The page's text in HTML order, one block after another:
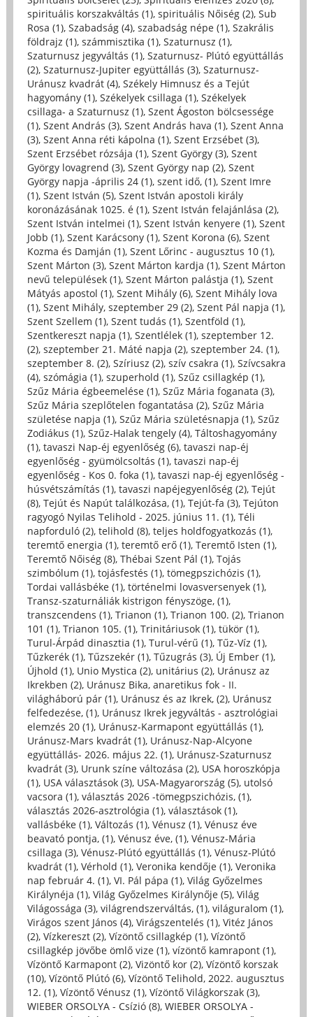
spirituális korszakváltás (1), spirituális Nőiség (2), Sub
Rosa (1), Szabadság (4), szabadság népe (1), Szakrális
földrajz (1), számmisztika (1), Szaturnusz (1),
Szaturnusz jegyváltás (1), Szaturnusz- Plútó együttállás
(2), Szaturnusz-Jupiter együttállás (3), Szaturnusz-
Uránusz kvadrát (4), Székely Himnusz és a Tejút
hagyomány (1), Székelyek csillaga (1), Székelyek
csillaga- a Szaturnusz (1), Szent Ágoston bölcsessége
(1), Szent András (3), Szent András hava (1), Szent Anna
(3), Szent Anna réti kápolna (1), Szent Erzsébet (3),
Szent Erzsébet rózsája (1), Szent György (3), Szent
György lovagrend (3), Szent György nap (2), Szent
György napja -április 24 (1), szent idő, (1), Szent Imre
(1), Szent István (5), Szent István apostoli király
koronázásának 1025. é (1), Szent István felajánlása (2),
Szent István intelmei (1), Szent István kenyere (1), Szent
Jobb (1), Szent Karácsony (1), Szent Korona (6), Szent
Kozma és Damján (1), Szent Lőrinc - augusztus 10 (1),
Szent Márton (3), Szent Márton kardja (1), Szent Márton
nevű települések (1), Szent Márton palástja (1), Szent
Mátyás apostol (1), Szent Mihály (6), Szent Mihály lova
(1), Szent Mihály, szeptember 29 (2), Szent Pál napja (1),
Szent Szellem (1), Szent tudás (1), Szentföld (1),
Szentkereszt napja (1), Szentlélek (1), szeptember 12.
(2), szeptember 21. Máté napja (2), szeptember 24. (1),
szeptember 8. (2), Szíriusz (2), szív csakra (1), Szívcsakra
(4), szómágia (1), szuperhold (1), Szűz csillagkép (1),
Szűz Mária égbeemelése (1), Szűz Mária foganata (3),
Szűz Mária szeplőtelen fogantatása (2), Szűz Mária
születése napja (1), Szűz Mária születésnapja (1), Szűz
Zodiákus (1), Szűz-Halak tengely (4), Táltoshagyomány
(1), tavaszi Nap-éj egyenlőség (6), tavaszi nap-éj
egyenlőség - gyümölcsoltás (1), tavaszi nap-éj
egyenlőség - Kos 0. foka (1), tavaszi nap-éj egyenlőség -
húsvétszámítás (1), tavaszi napéjegyenlőség (2), Tejút
(8), Tejút és Napút találkozása, (1), Tejút-fa (3), Tejúton
ragyogó Nyilas Telihold - 2025. június 11. (1), Téli
napforduló (2), telihold (8), teljes holdfogyatkozás (1),
teremtő energia (1), teremtő erő (1), Teremtő Isten (1),
Teremtő Nőiség (8), Thébai Szent Pál (1), Tojás
szimbólum (1), tojásfestés (1), tömegpszichózis (1),
Tordai vallásbéke (1), történelmi lovasversenyek (1),
Transz-szaturnáliák kistrigon fényszöge, (1),
transzcendens (1), Trianon (1), Trianon 100. (2), Trianon
101 (1), Trianon 105. (1), Trinitáriusok (1), tükör (1),
Turul-Árpád dinasztia (1), Turul-vérű (1), Tűz-Víz (1),
Tűzkerék (1), Tűzszekér (1), Tűzugrás (3), Új Ember (1),
Újhold (1), Unio Mystica (2), unitárius (2), Uránusz az
Ikrekben (2), Uránusz Bika, anaretikus fok - II.
világháború pár (1), Uránusz és az Ikrek, (2), Uránusz
felfedezése, (1), Uránusz Ikrek jegyváltás - asztrológiai
elemzés 20 (1), Uránusz-Karmapont együttállás (1),
Uránusz-Mars kvadrát (1), Uránusz-Nap-Alcyone
együttállás- 2026. május 22. (1), Uránusz-Szaturnusz
kvadrát (3), Urunk színe változása (2), USA horoszkópja
(1), USA választások (3), USA-Magyarország (5), utolsó
vacsora (1), választás 2026 -tömegpszichózis, (1),
választás 2026-asztrológia (1), választások (1),
vallásbéke (1), Változás (1), Vénusz (1), Vénusz éve
beavató pontja, (1), Vénusz éve, (1), Vénusz-Mária
csillaga (3), Vénusz-Plútó együttállás (1), Vénusz-Plútó
kvadrát (1), Vérhold (1), Veronika kendője (1), Veronika
nap február 4. (1), VI. Pál pápa (1), Világ Győzelmes
Királynéja (1), Világ Győzelmes Királynője (5), Világ
Világossága (3), világrendszerváltás, (1), világuralom (1),
Virágos szent János (4), Virágszentelés (1), Vitéz János
(2), Vízkereszt (2), Vízöntő csillagkép (1), Vízöntő
csillagkép jövőbe ömlő vize (1), vízöntő kamrapont (1),
Vízöntő Karmapont (2), Vizöntő kor (2), Vízöntő korszak
(10), Vízöntő Plútó (6), Vízöntő Telihold, 2022. augusztus
12. (1), Vízöntő Vénusz (1), Vízöntő Világkorszak (3),
WIEBER ORSOLYA - Csízió (8), WIEBER ORSOLYA -